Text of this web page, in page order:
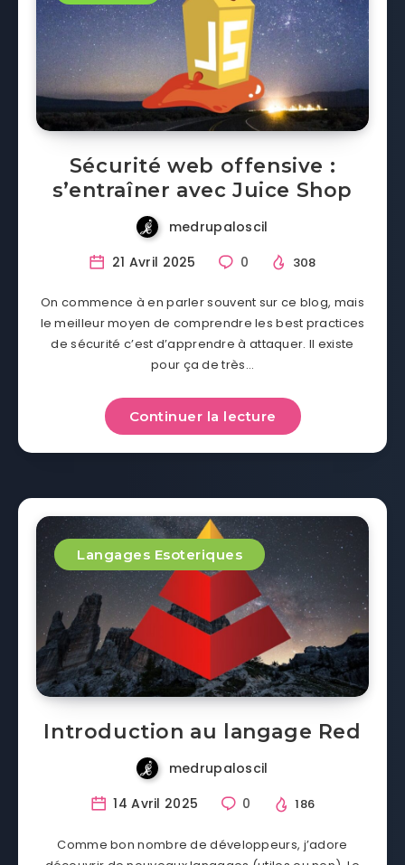
Sécurité web offensive :
s’entraîner avec Juice Shop
medrupaloscil
21 Avril 2025
0 308
On commence à en parler souvent sur ce blog, mais
le meilleur moyen de comprendre les best practices
de sécurité c’est d’apprendre à attaquer. Il existe
pour ça de très…
Continuer la lecture
Langages Esoteriques
Introduction au langage Red
medrupaloscil
14 Avril 2025
0 186
Comme bon nombre de développeurs, j’adore